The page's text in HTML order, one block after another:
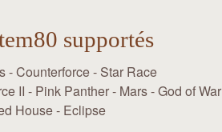
supportés
- Counterforce - Star Race
II - Pink Panther - Mars - God of War
House - Eclipse